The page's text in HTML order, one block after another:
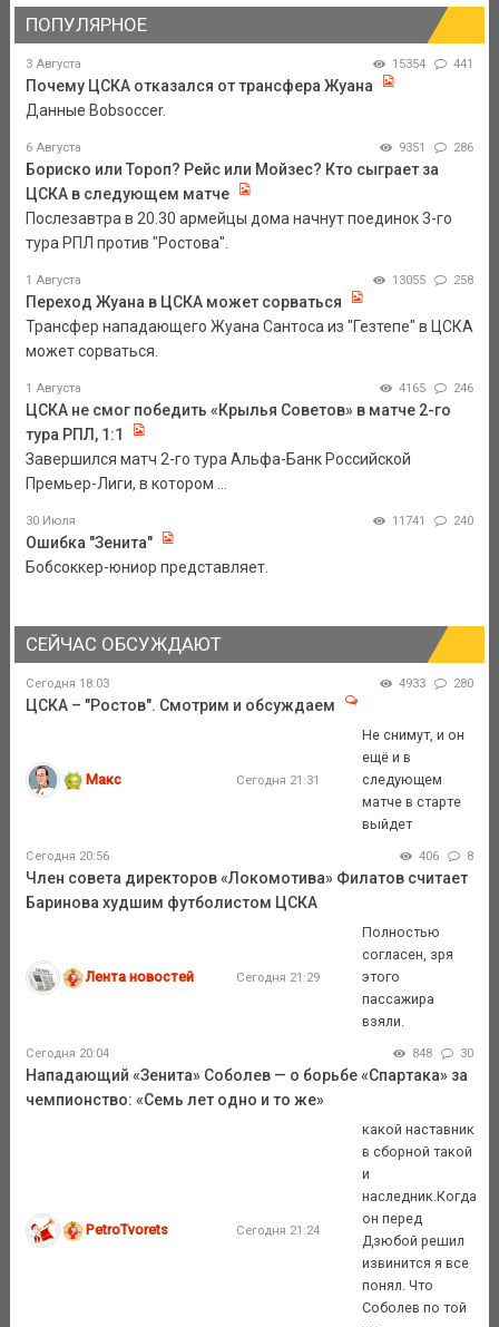
ПОПУЛЯРНОЕ
3 Августа 15354 441
Почему ЦСКА отказался от трансфера Жуана
Данные Bobsoccer.
6 Августа 9351 286
Бориско или Тороп? Рейс или Мойзес? Кто сыграет за
ЦСКА в следующем матче
Послезавтра в 20.30 армейцы дома начнут поединок 3-го
тура РПЛ против "Ростова".
1 Августа 13055 258
Переход Жуана в ЦСКА может сорваться
Трансфер нападающего Жуана Сантоса из "Гезтепе" в ЦСКА
может сорваться.
1 Августа 4165 246
ЦСКА не смог победить «Крылья Советов» в матче 2-го
тура РПЛ, 1:1
Завершился матч 2-го тура Альфа-Банк Российской
Премьер-Лиги, в котором ...
30 Июля 11741 240
Ошибка "Зенита"
Бобсоккер-юниор представляет.
СЕЙЧАС ОБСУЖДАЮТ
Сегодня 18:03 4933 280
ЦСКА – "Ростов". Смотрим и обсуждаем
Макс Сегодня 21:31
Не снимут, и он
ещё и в
следующем
матче в старте
выйдет
Сегодня 20:56 406 8
Член совета директоров «Локомотива» Филатов считает
Баринова худшим футболистом ЦСКА
Лента новостей Сегодня 21:29
Полностью
согласен, зря
этого
пассажира
взяли.
Сегодня 20:04 848 30
Нападающий «Зенита» Соболев — о борьбе «Спартака» за
чемпионство: «Семь лет одно и то же»
PetroTvorets Сегодня 21:24
какой наставник
в сборной такой
и
наследник.Когда
он перед
Дзюбой решил
извинится я все
понял. Что
Соболев по той